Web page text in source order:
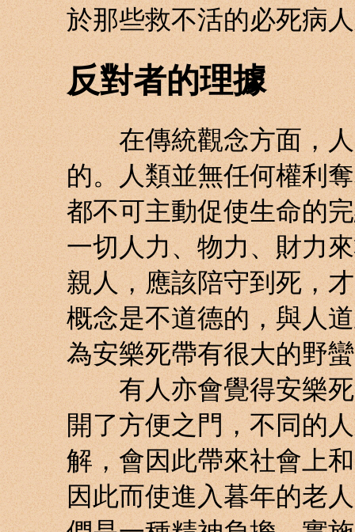
於那些救不活的必死病
反對者的理據
在傳統觀念方面，人
的。人類並無任何權利
都不可主動促使生命的
一切人力、物力、財力
親人，應該陪守到死，
概念是不道德的，與人
為安樂死帶有很大的野
有人亦會覺得安樂死
開了方便之門，不同的
解，會因此帶來社會上
因此而使進入暮年的老